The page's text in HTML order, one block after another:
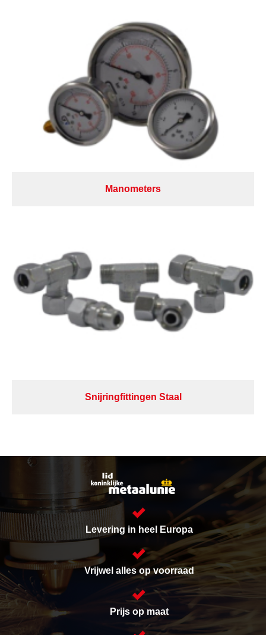
Manometers
Snijringfittingen Staal
Levering in heel Europa
Vrijwel alles op voorraad
Prijs op maat